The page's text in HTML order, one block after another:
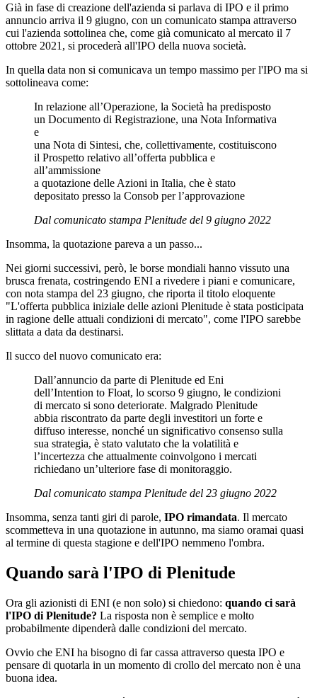
Già in fase di creazione dell'azienda si parlava di IPO e il primo
annuncio arriva il 9 giugno, con un comunicato stampa attraverso
cui l'azienda sottolinea che, come già comunicato al mercato il 7
ottobre 2021, si procederà all'IPO della nuova società.
In quella data non si comunicava un tempo massimo per l'IPO ma si
sottolineava come:
In relazione all’Operazione, la Società ha predisposto
un Documento di Registrazione, una Nota Informativa
e
una Nota di Sintesi, che, collettivamente, costituiscono
il Prospetto relativo all’offerta pubblica e
all’ammissione
a quotazione delle Azioni in Italia, che è stato
depositato presso la Consob per l’approvazione
Dal comunicato stampa Plenitude del 9 giugno 2022
Insomma, la quotazione pareva a un passo...
Nei giorni successivi, però, le borse mondiali hanno vissuto una
brusca frenata, costringendo ENI a rivedere i piani e comunicare,
con nota stampa del 23 giugno, che riporta il titolo eloquente
"L'offerta pubblica iniziale delle azioni Plenitude è stata posticipata
in ragione delle attuali condizioni di mercato", come l'IPO sarebbe
slittata a data da destinarsi.
Il succo del nuovo comunicato era:
Dall’annuncio da parte di Plenitude ed Eni
dell’Intention to Float, lo scorso 9 giugno, le condizioni
di mercato si sono deteriorate. Malgrado Plenitude
abbia riscontrato da parte degli investitori un forte e
diffuso interesse, nonché un significativo consenso sulla
sua strategia, è stato valutato che la volatilità e
l’incertezza che attualmente coinvolgono i mercati
richiedano un’ulteriore fase di monitoraggio.
Dal comunicato stampa Plenitude del 23 giugno 2022
Insomma, senza tanti giri di parole, IPO rimandata. Il mercato
scommetteva in una quotazione in autunno, ma siamo oramai quasi
al termine di questa stagione e dell'IPO nemmeno l'ombra.
Quando sarà l'IPO di Plenitude
Ora gli azionisti di ENI (e non solo) si chiedono: quando ci sarà
l'IPO di Plenitude? La risposta non è semplice e molto
probabilmente dipenderà dalle condizioni del mercato.
Ovvio che ENI ha bisogno di far cassa attraverso questa IPO e
pensare di quotarla in un momento di crollo del mercato non è una
buona idea.